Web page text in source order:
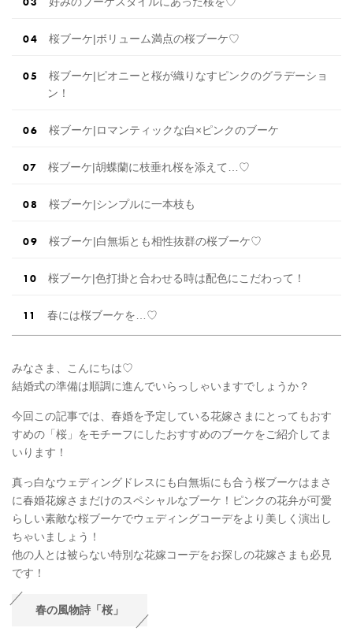
桜ブーケ|ボリューム満点の桜ブーケ♡
桜ブーケ|ピオニーと桜が織りなすピンクのグラデーショ
ン！
桜ブーケ|ロマンティックな白×ピンクのブーケ
桜ブーケ|胡蝶蘭に枝垂れ桜を添えて…♡
桜ブーケ|シンプルに一本枝も
桜ブーケ|白無垢とも相性抜群の桜ブーケ♡
桜ブーケ|色打掛と合わせる時は配色にこだわって！
春には桜ブーケを…♡
みなさま、こんにちは♡
結婚式の準備は順調に進んでいらっしゃいますでしょうか？
今回この記事では、春婚を予定している花嫁さまにとってもおす
すめの「桜」をモチーフにしたおすすめのブーケをご紹介してま
いります！
真っ白なウェディングドレスにも白無垢にも合う桜ブーケはまさ
に春婚花嫁さまだけのスペシャルなブーケ！ピンクの花弁が可愛
らしい素敵な桜ブーケでウェディングコーデをより美しく演出し
ちゃいましょう！
他の人とは被らない特別な花嫁コーデをお探しの花嫁さまも必見
です！
春の風物詩「桜」